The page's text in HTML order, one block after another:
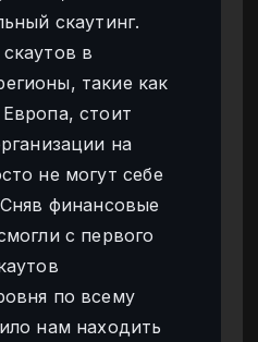
скаутинг.
в
такие как
стоит
на
не могут себе
финансовые
с первого
по всему
нам находить